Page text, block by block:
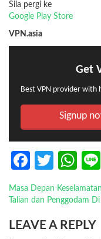
Sila pergi ke
Google Play Store
VPN.asia
Get
Best VPN provider with
Signup
Facebook
POST
Masa Depan
Talian dan Penggodam Di
LEAVE A REPLY